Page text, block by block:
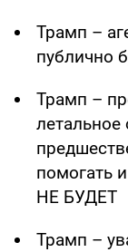
Трамп –
публично
Трамп –
летальное
помогать
НЕ БУДЕТ
Трамп –